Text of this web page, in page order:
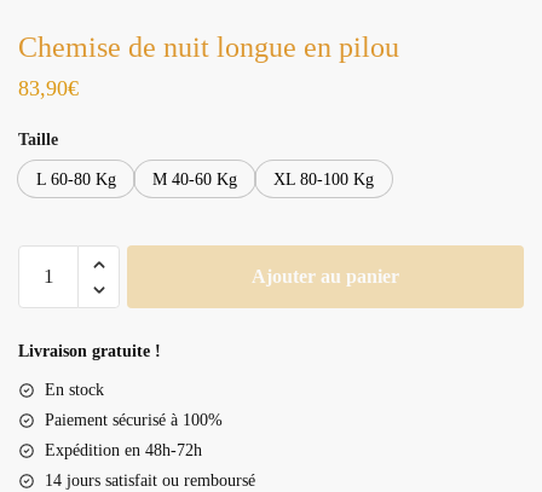
Chemise de nuit longue en pilou
83,90€
Taille
L 60-80 Kg M 40-60 Kg XL 80-100 Kg
de
longue
en
pilou
Ajouter au panier
Livraison gratuite !
En stock
Paiement sécurisé à 100%
Expédition en 48h-72h
14 jours satisfait ou remboursé